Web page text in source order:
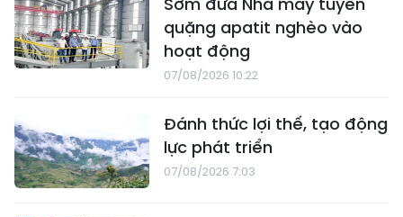
quặng apatit nghèo vào
hoạt động
07/08/2026 10:22
Đánh thức lợi thế, tạo động
lực phát triển
07/08/2026 7:03